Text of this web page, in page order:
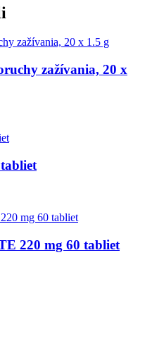
zažívania, 20 x
220 mg 60 tabliet